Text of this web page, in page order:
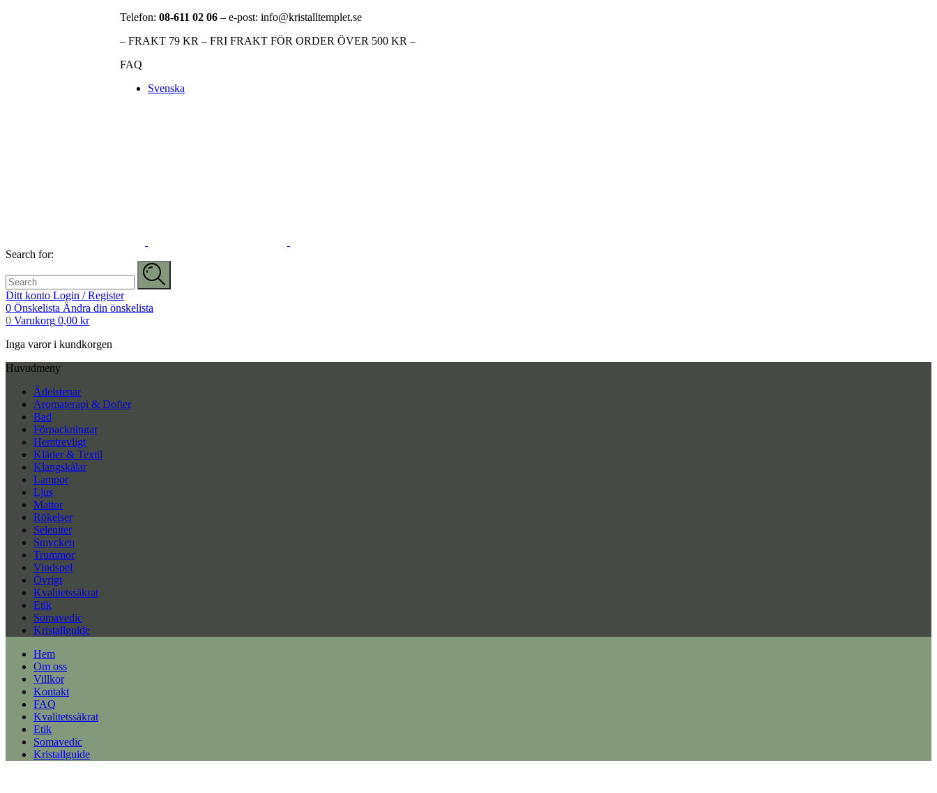
Telefon: 08-611 02 06 – e-post: info@kristalltemplet.se
– FRAKT 79 KR – FRI FRAKT FÖR ORDER ÖVER 500 KR –
FAQ
Svenska
Search for:
Ditt konto Login / Register
0 Önskelista Ändra din önskelista
0 Varukorg 0,00 kr
Inga varor i kundkorgen
Huvudmeny
Ädelstenar
Aromaterapi & Dofter
Bad
Förpackningar
Hemtrevligt
Kläder & Textil
Klangskålar
Lampor
Ljus
Mattor
Rökelser
Seleniter
Smycken
Trummor
Vindspel
Övrigt
Kvalitetssäkrat
Etik
Somavedic
Kristallguide
Hem
Om oss
Villkor
Kontakt
FAQ
Kvalitetssäkrat
Etik
Somavedic
Kristallguide